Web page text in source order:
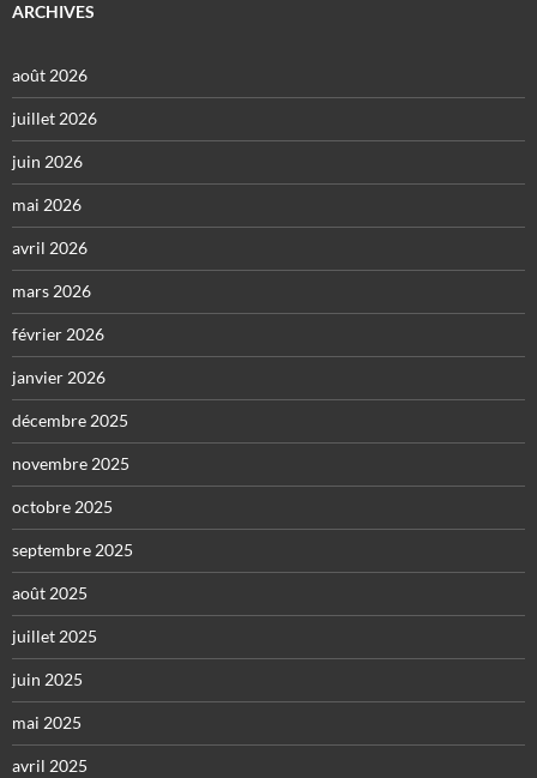
ARCHIVES
août 2026
juillet 2026
juin 2026
mai 2026
avril 2026
mars 2026
février 2026
janvier 2026
décembre 2025
novembre 2025
octobre 2025
septembre 2025
août 2025
juillet 2025
juin 2025
mai 2025
avril 2025